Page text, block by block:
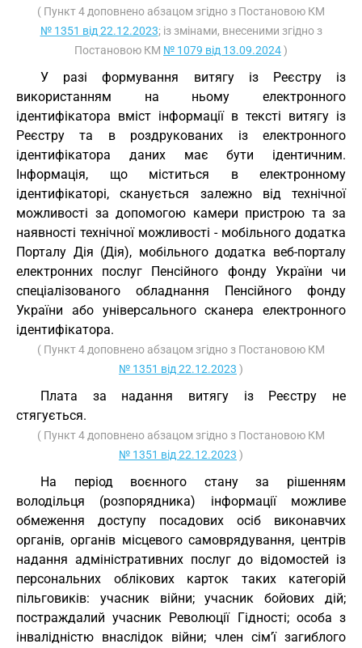
( Пункт 4 доповнено абзацом згідно з Постановою КМ
№ 1351 від 22.12.2023; із змінами, внесеними згідно з
Постановою КМ № 1079 від 13.09.2024)
У разі формування витягу із Реєстру із
використанням на ньому електронного
ідентифікатора вміст інформації в тексті витягу із
Реєстру та в роздрукованих із електронного
ідентифікатора даних має бути ідентичним.
Інформація, що міститься в електронному
ідентифікаторі, сканується залежно від технічної
можливості за допомогою камери пристрою та за
наявності технічної можливості - мобільного додатка
Порталу Дія (Дія), мобільного додатка веб-порталу
електронних послуг Пенсійного фонду України чи
спеціалізованого обладнання Пенсійного фонду
України або універсального сканера електронного
ідентифікатора.
( Пункт 4 доповнено абзацом згідно з Постановою КМ
№ 1351 від 22.12.2023 )
Плата за надання витягу із Реєстру не
стягується.
( Пункт 4 доповнено абзацом згідно з Постановою КМ
№ 1351 від 22.12.2023 )
На період воєнного стану за рішенням
володільця (розпорядника) інформації можливе
обмеження доступу посадових осіб виконавчих
органів, органів місцевого самоврядування, центрів
надання адміністративних послуг до відомостей із
персональних облікових карток таких категорій
пільговиків: учасник війни; учасник бойових дій;
постраждалий учасник Революції Гідності; особа з
інвалідністю внаслідок війни; член сім’ї загиблого